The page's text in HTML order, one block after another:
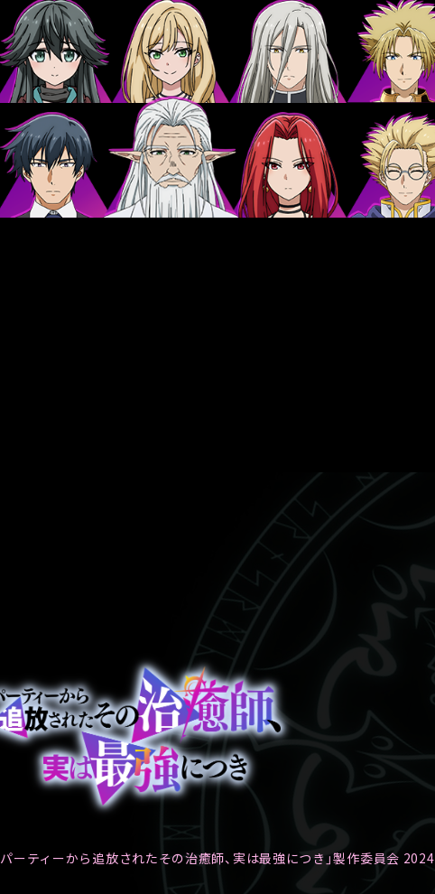
パーティーから追放されたその治癒師、実は最強につき」製作委員会 2024